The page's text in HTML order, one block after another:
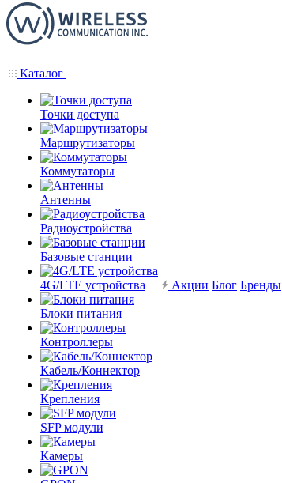
Каталог
Точки доступа
Маршрутизаторы
Коммутаторы
Антенны
Радиоустройства
Базовые станции
4G/LTE устройства
Блоки питания
Контроллеры
Кабель/Коннектор
Крепления
SFP модули
Камеры
Акции Блог Бренды